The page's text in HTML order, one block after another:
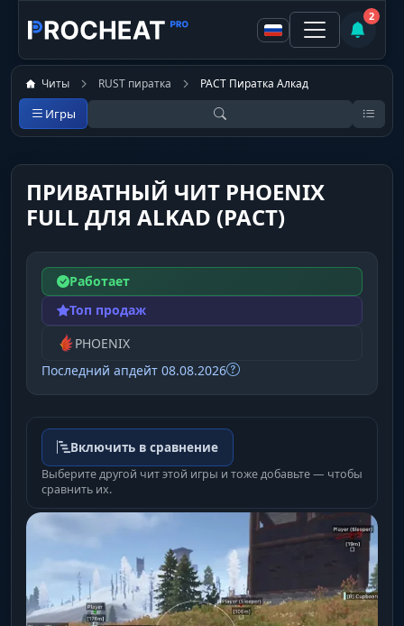
2
Читы RUST пиратка РАСТ Пиратка Алкад
Игры
ПРИВАТНЫЙ ЧИТ PHOENIX
FULL ДЛЯ ALKAD (РАСТ)
Работает
Топ продаж
PHOENIX
Последний апдейт 08.08.2026
Включить в сравнение
Выберите другой чит этой игры и тоже добавьте — чтобы
сравнить их.